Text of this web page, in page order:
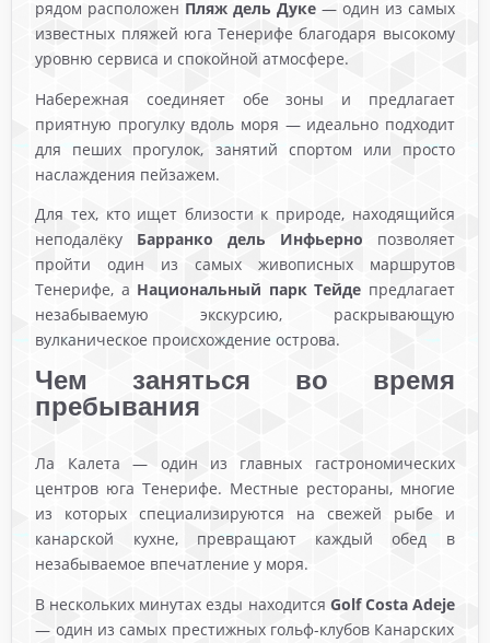
рядом расположен Пляж дель Дуке — один из самых
известных пляжей юга Тенерифе благодаря высокому
уровню сервиса и спокойной атмосфере.
Набережная соединяет обе зоны и предлагает
приятную прогулку вдоль моря — идеально подходит
для пеших прогулок, занятий спортом или просто
наслаждения пейзажем.
Для тех, кто ищет близости к природе, находящийся
неподалёку Барранко дель Инфьерно позволяет
пройти один из самых живописных маршрутов
Тенерифе, а Национальный парк Тейде предлагает
незабываемую экскурсию, раскрывающую
вулканическое происхождение острова.
Чем заняться во время
пребывания
Ла Калета — один из главных гастрономических
центров юга Тенерифе. Местные рестораны, многие
из которых специализируются на свежей рыбе и
канарской кухне, превращают каждый обед в
незабываемое впечатление у моря.
В нескольких минутах езды находится Golf Costa Adeje
— один из самых престижных гольф-клубов Канарских